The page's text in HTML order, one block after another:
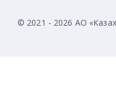
© 2021 - 2026 АО